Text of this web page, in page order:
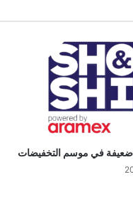
في موسم التخفيضات